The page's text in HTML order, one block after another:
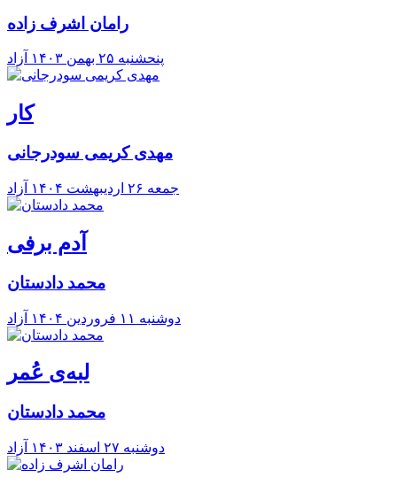
رامان اشرف زاده
پنحشنبه ۲۵ بهمن ۱۴۰۳ آزاد
کار
مهدی کریمی سودرجانی
جمعه ۲۶ ارديبهشت ۱۴۰۴ آزاد
آدم برفی
محمد دادستان
دوشنبه ۱۱ فروردين ۱۴۰۴ آزاد
لبه‌ی عُمر
محمد دادستان
دوشنبه ۲۷ اسفند ۱۴۰۳ آزاد